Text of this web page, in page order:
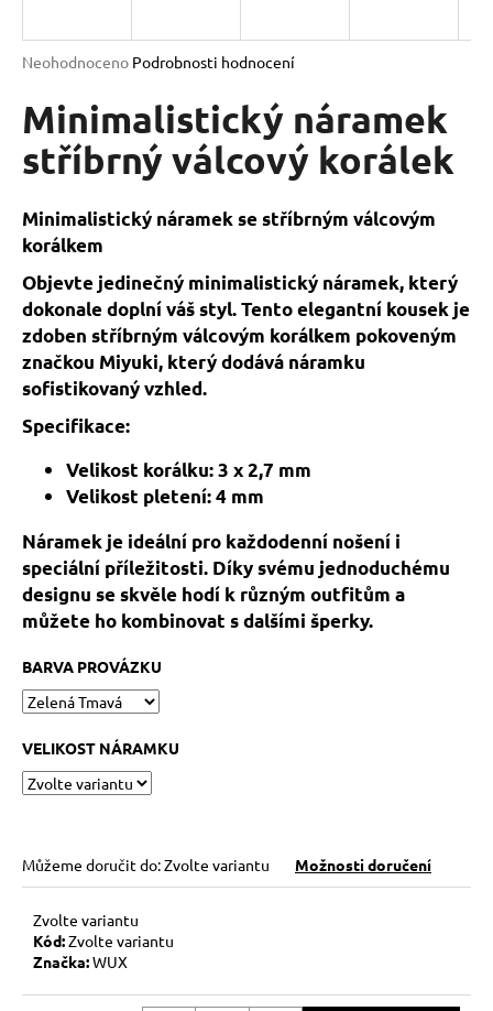
Průměrné
produktu
je
0,0
z
hvězdiček.
Neohodnoceno Podrobnosti hodnocení
Minimalistický náramek
stříbrný válcový korálek
Minimalistický náramek se stříbrným válcovým
korálkem
Objevte jedinečný minimalistický náramek, který
dokonale doplní váš styl. Tento elegantní kousek je
zdoben stříbrným válcovým korálkem pokoveným
značkou Miyuki, který dodává náramku
sofistikovaný vzhled.
Specifikace:
Velikost korálku: 3 x 2,7 mm
Velikost pletení: 4 mm
Náramek je ideální pro každodenní nošení i
speciální příležitosti. Díky svému jednoduchému
designu se skvěle hodí k různým outfitům a
můžete ho kombinovat s dalšími šperky.
BARVA PROVÁZKU
VELIKOST NÁRAMKU
Můžeme doručit do:Zvolte variantu Možnosti doručení
Zvolte variantu
Kód:Zvolte variantu
Značka:WUX
j
t
?
D
o
p
o
j
e
m
e
ČERVENÝ
NÁRAMEK
73
Kč
Původně: